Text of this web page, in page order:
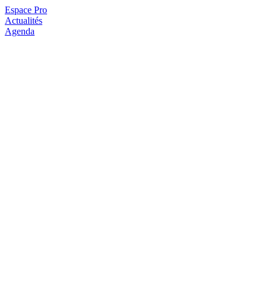
Espace Pro
Actualités
Agenda